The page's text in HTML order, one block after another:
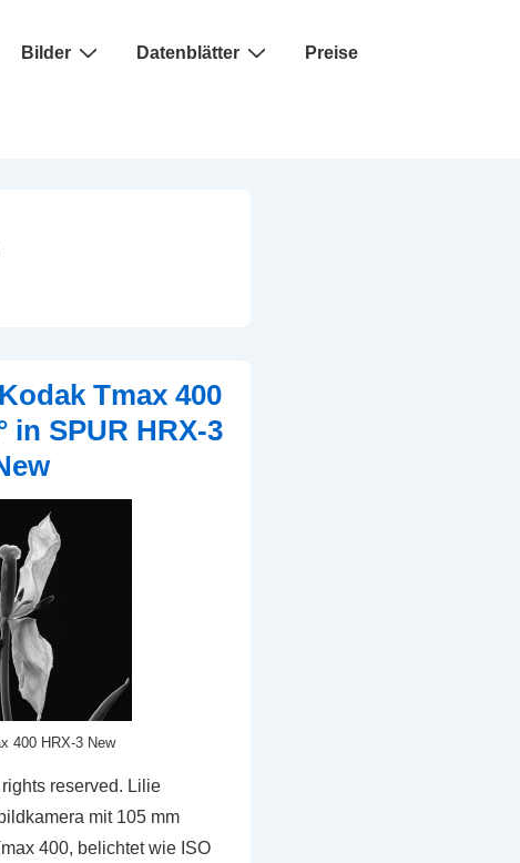
Bilder Datenblätter Preise
Tmax 400
in SPUR HRX-3
400 HRX-3 New
reserved. Lilie
mit 105 mm
400, belichtet wie ISO